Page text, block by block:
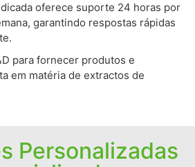
oferece suporte 24 horas por
garantindo respostas rápidas
para fornecer produtos e
em matéria de extractos de
Personalizadas